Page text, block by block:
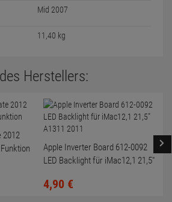
Mid 2007
11,40 kg
Herstellers:
2012
Apple Inverter Board 612-0092
LED Backlight für iMac12,1 21,5"
4,90 €